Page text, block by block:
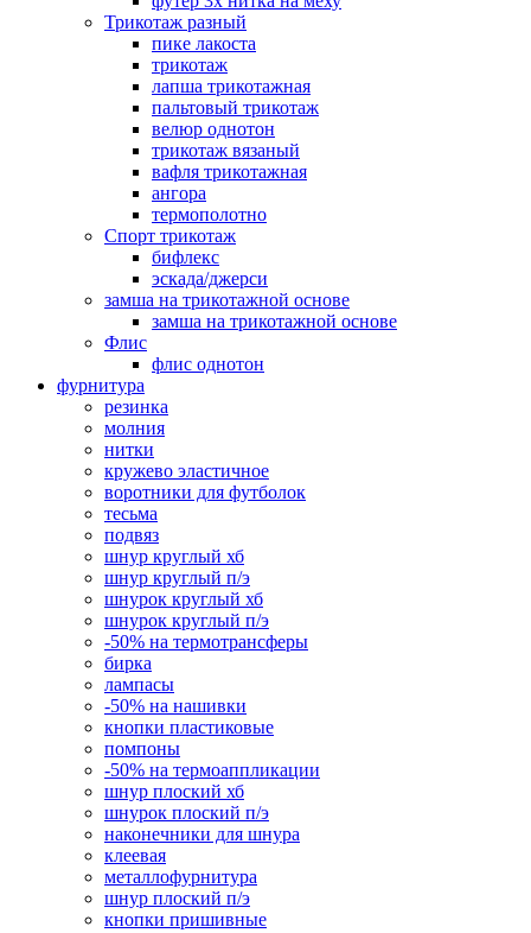
Трикотаж разный
пике лакоста
трикотаж
лапша трикотажная
пальтовый трикотаж
велюр однотон
трикотаж вязаный
вафля трикотажная
ангора
термополотно
Спорт трикотаж
бифлекс
эскада/джерси
замша на трикотажной основе
замша на трикотажной основе
Флис
флис однотон
фурнитура
резинка
молния
нитки
кружево эластичное
воротники для футболок
тесьма
подвяз
шнур круглый хб
шнур круглый п/э
шнурок круглый хб
шнурок круглый п/э
-50% на термотрансферы
бирка
лампасы
-50% на нашивки
кнопки пластиковые
помпоны
-50% на термоаппликации
шнур плоский хб
шнурок плоский п/э
наконечники для шнура
клеевая
металлофурнитура
шнур плоский п/э
кнопки пришивные